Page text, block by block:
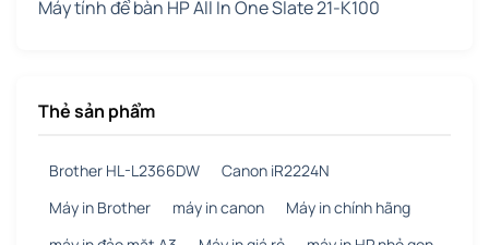
Máy tính để bàn HP All In One Slate 21-K100
Thẻ sản phẩm
Brother HL-L2366DW
Canon iR2224N
Máy in Brother
máy in canon
Máy in chính hãng